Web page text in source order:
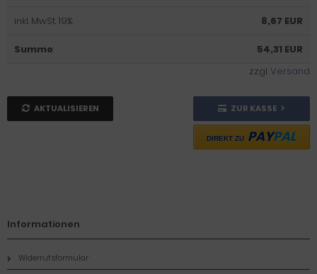
inkl. MwSt. 19%: 8,67 EUR
Summe:
54,31 EUR
zzgl.Versand
AKTUALISIEREN ZUR KASSE
DIREKT ZU PAYPAL
Informationen
Widerrufsformular